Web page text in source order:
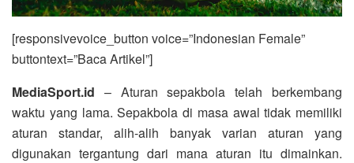
[responsivevoice_button voice=”Indonesian Female”
buttontext=”Baca Artikel”]
MediaSport.id – Aturan sepakbola telah berkembang
waktu yang lama. Sepakbola di masa awal tidak memiliki
aturan standar, alih-alih banyak varian aturan yang
digunakan tergantung dari mana aturan itu dimainkan.